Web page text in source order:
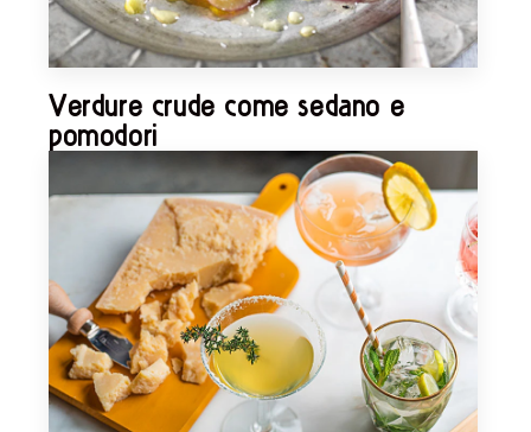
Verdure crude come sedano e
pomodori